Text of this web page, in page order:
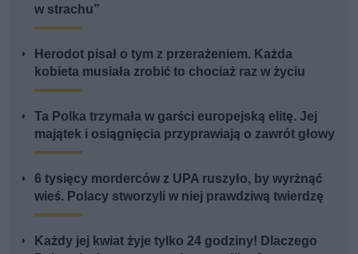
w strachu”
Herodot pisał o tym z przerażeniem. Każda
kobieta musiała zrobić to chociaż raz w życiu
Ta Polka trzymała w garści europejską elitę. Jej
majątek i osiągnięcia przyprawiają o zawrót głowy
6 tysięcy morderców z UPA ruszyło, by wyrżnąć
wieś. Polacy stworzyli w niej prawdziwą twierdzę
Każdy jej kwiat żyje tylko 24 godziny! Dlaczego